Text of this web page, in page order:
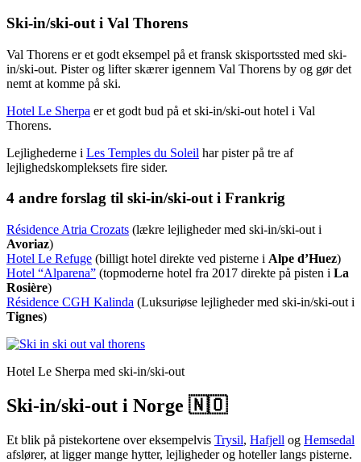
Ski-in/ski-out i Val Thorens
Val Thorens er et godt eksempel på et fransk skisportssted med ski-
in/ski-out. Pister og lifter skærer igennem Val Thorens by og gør det
nemt at komme på ski.
Hotel Le Sherpa er et godt bud på et ski-in/ski-out hotel i Val
Thorens.
Lejlighederne i Les Temples du Soleil har pister på tre af
lejlighedskompleksets fire sider.
4 andre forslag til ski-in/ski-out i Frankrig
Résidence Atria Crozats (lækre lejligheder med ski-in/ski-out i
Avoriaz)
Hotel Le Refuge (billigt hotel direkte ved pisterne i Alpe d’Huez)
Hotel “Alparena” (topmoderne hotel fra 2017 direkte på pisten i La
Rosière)
Résidence CGH Kalinda (Luksuriøse lejligheder med ski-in/ski-out i
Tignes)
Hotel Le Sherpa med ski-in/ski-out
Ski-in/ski-out i Norge 🇳🇴
Et blik på pistekortene over eksempelvis Trysil, Hafjell og Hemsedal
afslører, at ligger mange hytter, lejligheder og hoteller langs pisterne.